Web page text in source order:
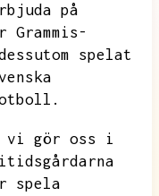
på
Grammis-
spelat
vi gör oss i
spela